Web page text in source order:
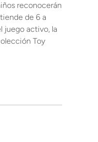
reconocerán
de 6 a
juego activo, la
Toy